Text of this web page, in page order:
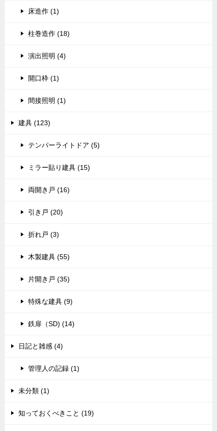
床造作 (1)
柱巻造作 (18)
演出照明 (4)
開口枠 (1)
間接照明 (1)
建具 (123)
テンパーライトドア (5)
ミラー貼り建具 (15)
両開き戸 (16)
引き戸 (20)
折れ戸 (3)
木製建具 (55)
片開き戸 (35)
特殊な建具 (9)
鉄扉（SD) (14)
日記と雑感 (4)
管理人の記録 (1)
未分類 (1)
知っておくべきこと (19)